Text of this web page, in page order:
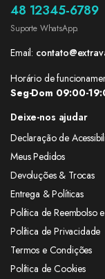
48 12345-6789
Suporte WhatsApp.
Email:
Horário de
Seg-Dom 09:00-
Deixe-nos ajudar
Declaração de
Meus Pedidos
Devoluções & Trocas
Entrega & Políticas
Política de Reembolso
Política de Privacidade
Termos e Condições
Política de Cookies